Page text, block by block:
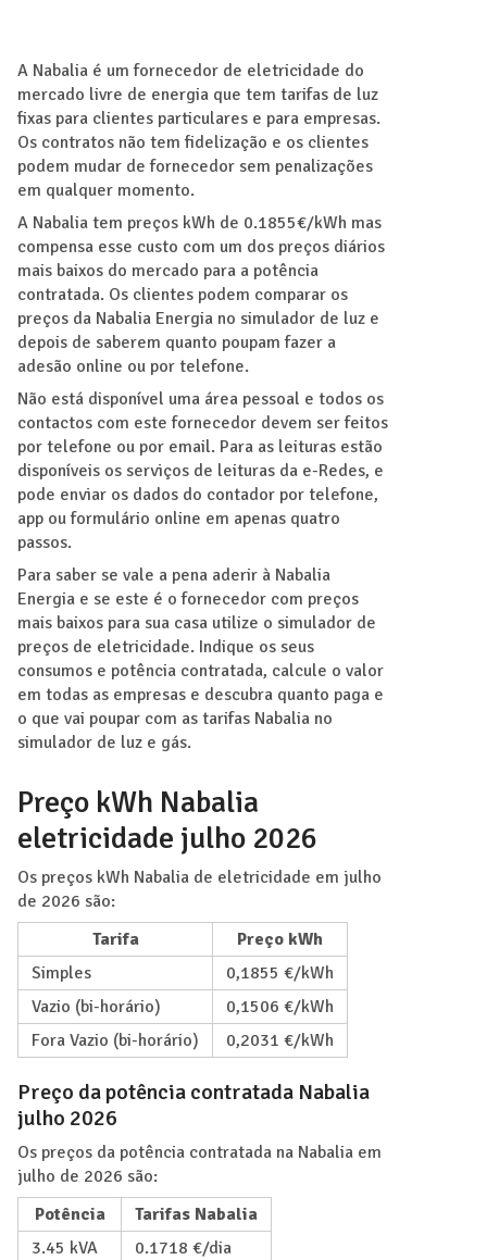
A Nabalia é um fornecedor de eletricidade do
mercado livre de energia que tem tarifas de luz
fixas para clientes particulares e para empresas.
Os contratos não tem fidelização e os clientes
podem mudar de fornecedor sem penalizações
em qualquer momento.
A Nabalia tem preços kWh de 0.1855€/kWh mas
compensa esse custo com um dos preços diários
mais baixos do mercado para a potência
contratada. Os clientes podem comparar os
preços da Nabalia Energia no simulador de luz e
depois de saberem quanto poupam fazer a
adesão online ou por telefone.
Não está disponível uma área pessoal e todos os
contactos com este fornecedor devem ser feitos
por telefone ou por email. Para as leituras estão
disponíveis os serviços de leituras da e-Redes, e
pode enviar os dados do contador por telefone,
app ou formulário online em apenas quatro
passos.
Para saber se vale a pena aderir à Nabalia
Energia e se este é o fornecedor com preços
mais baixos para sua casa utilize o simulador de
preços de eletricidade. Indique os seus
consumos e potência contratada, calcule o valor
em todas as empresas e descubra quanto paga e
o que vai poupar com as tarifas Nabalia no
simulador de luz e gás.
Preço kWh Nabalia
eletricidade julho 2026
Os preços kWh Nabalia de eletricidade em julho
de 2026 são:
Tarifa
Preço kWh
Simples
0,1855 €/kWh
Vazio (bi-horário)
0,1506 €/kWh
Fora Vazio (bi-horário)
0,2031 €/kWh
Preço da potência contratada Nabalia
julho 2026
Os preços da potência contratada na Nabalia em
julho de 2026 são:
Potência
Tarifas Nabalia
3.45 kVA
0.1718 €/dia